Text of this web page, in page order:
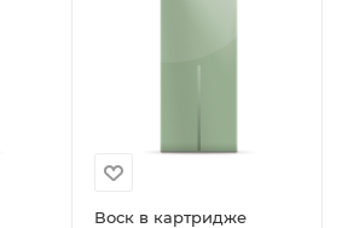
Воск в картридже